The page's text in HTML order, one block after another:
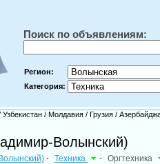
Поиск по объявлениям:
Регион:
Категория:
Узбекистан / Молдавия / Грузия /
Волынский)
- Техника - Оргтехника